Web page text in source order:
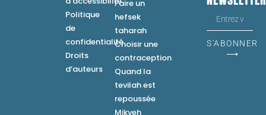
Politique
de
confidentialité
Droits
d’auteurs
Faire un
hefsek
taharah
Choisir une
contraception
Quand la
tevilah est
repoussée
Mikveh
S'ABONNER
⟶